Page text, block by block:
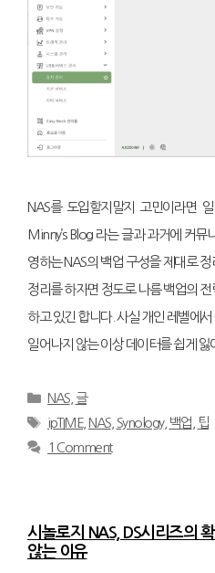
NAS를 도입할지말지 고민이라면
Minny’s Blog 라는 글과 과거에 커
영하는 NAS의 백업 구성을 제대로
정리를 하자면 정도로 나름 백업의
하고 있긴 합니다. 사실 개인 레벨에
일어나지 않는 이상 데이터를 쉽게
Categories
NAS, 글
Tags
ipTIME, NAS, Synology, 백업 팁
1 Comment
시놀로지 NAS, DS시리즈의
않는 이유